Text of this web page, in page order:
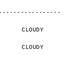
CLOUDY
CLOUDY